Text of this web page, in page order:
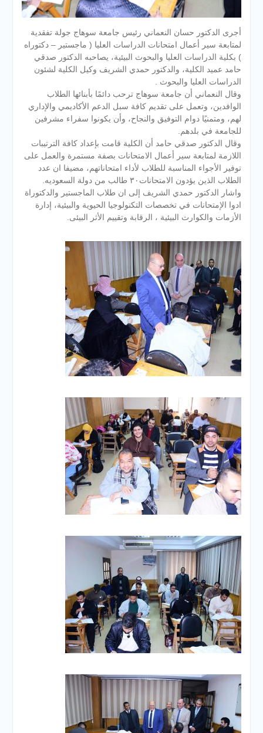
أجرى الدكتور حسان النعماني رئيس جامعة سوهاج جولة تفقدية
لمتابعة سير أعمال امتحانات الدراسات العليا ( ماجستير – دكتوراه
) بكلية الدراسات العليا والبحوث البيئية، يصاحبه الدكتور صدقي
حامد عميد الكلية، والدكتور حمدي الشريف وكيل الكلية لشئون
الدراسات العليا والبحوث .
وقال النعماني أن جامعة سوهاج ترحب دائمًا بأبنائها الطلاب
الوافدين، وتعمل على تقديم كافة سبل الدعم الأكاديمي والإداري
لهم، ومتمنيًا دوام التوفيق والنجاح، وأن يكونوا سفراء مشرفين
للجامعة في بلدهم.
وقال الدكتور صدقي حامد أن الكلية قامت بإعداد كافة الترتيبات
اللازمة لمتابعة سير أعمال الامتحانات بصفة مستمرة والعمل على
توفير الأجواء المناسبة للطلاب لأداء امتحاناتهم، مضيفا ان عدد
الطلاب الذين يؤدون الامتحانات٣٠ طالب من دولة السعوديه.
واشار الدكتور حمدي الشريف إلى ان طلاب الماجستير والدكتوراة
ادوا الإمتحانات في تخصصات التكنولوجيا الحيوية والبيئية، إدارة
الأزمات والكوارث البيئية ، الرقابة وتقييم الأثر البيئى.